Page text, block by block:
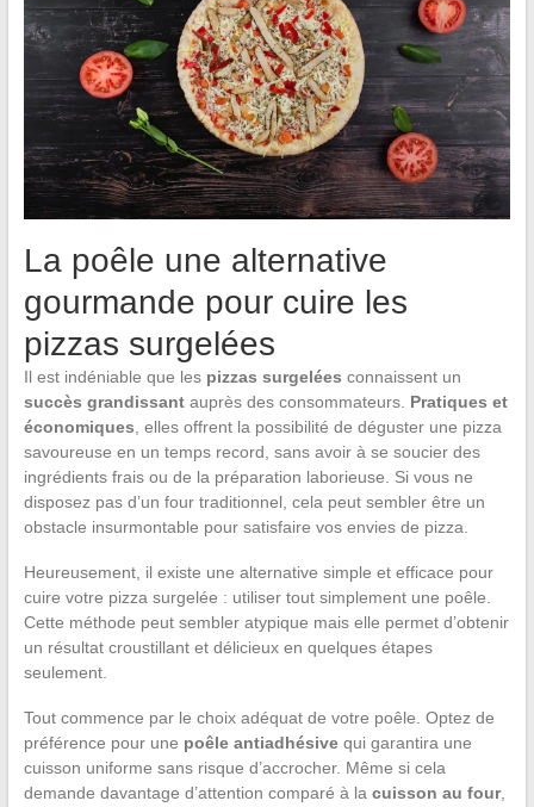
La poêle une alternative
gourmande pour cuire les
pizzas surgelées
Il est indéniable que les pizzas surgelées connaissent un
succès grandissantauprès des consommateurs. Pratiques et
économiques, elles offrent la possibilité de déguster une pizza
savoureuse en un temps record, sans avoir à se soucier des
ingrédients frais ou de la préparation laborieuse. Si vous ne
disposez pas d’un four traditionnel, cela peut sembler être un
obstacle insurmontable pour satisfaire vos envies de pizza.
Heureusement, il existe une alternative simple et efficace pour
cuire votre pizza surgelée : utiliser tout simplement une poêle.
Cette méthode peut sembler atypique mais elle permet d’obtenir
un résultat croustillant et délicieux en quelques étapes
seulement.
Tout commence par le choix adéquat de votre poêle. Optez de
préférence pour une poêle antiadhésivequi garantira une
cuisson uniforme sans risque d’accrocher. Même si cela
demande davantage d’attention comparé à la cuisson au four,